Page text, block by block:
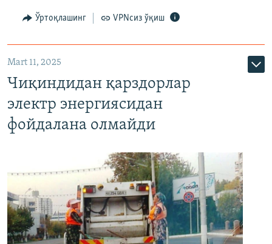
Ўртоқлашинг VPNсиз ўқиш
Mart 11, 2025
Чиқиндидан қарздорлар
электр энергиясидан
фойдалана олмайди